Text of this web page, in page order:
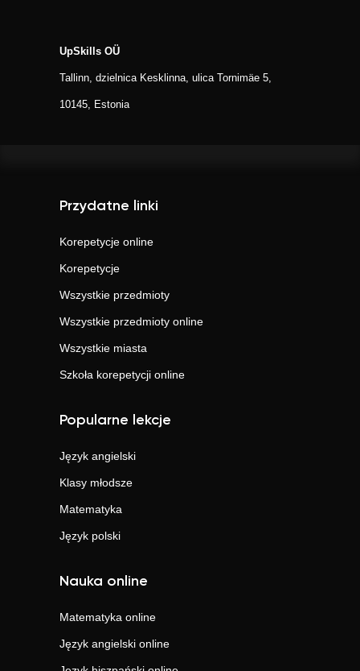
UpSkills OÜ
Tallinn, dzielnica Kesklinna, ulica Tornimäe 5,
10145, Estonia
Przydatne linki
Korepetycje online
Korepetycje
Wszystkie przedmioty
Wszystkie przedmioty online
Wszystkie miasta
Szkoła korepetycji online
Popularne lekcje
Język angielski
Klasy młodsze
Matematyka
Język polski
Nauka online
Matematyka online
Język angielski online